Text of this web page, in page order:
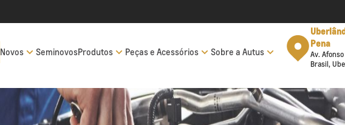
Novos SeminovosProdutos Peças e Acessórios Sobre a Autus
Cherem, 707 - Vila São
Pena
Av.
Brasil,